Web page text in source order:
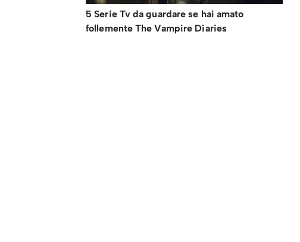
5 Serie Tv da guardare se hai amato
follemente The Vampire Diaries